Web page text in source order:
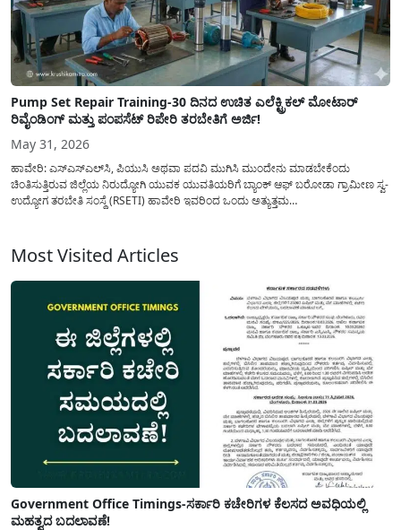
Pump Set Repair Training-30 ದಿನದ ಉಚಿತ ಎಲೆಕ್ಟ್ರಿಕಲ್ ಮೋಟಾರ್
ರಿವೈಂಡಿಂಗ್ ಮತ್ತು ಪಂಪಸೆಟ್ ರಿಪೇರಿ ತರಬೇತಿಗೆ ಅರ್ಜಿ!
May 31, 2026
ಹಾವೇರಿ: ಎಸ್‌ಎಸ್‌ಎಲ್‌ಸಿ, ಪಿಯುಸಿ ಅಥವಾ ಪದವಿ ಮುಗಿಸಿ ಮುಂದೇನು ಮಾಡಬೇಕೆಂದು
ಚಿಂತಿಸುತ್ತಿರುವ ಜಿಲ್ಲೆಯ ನಿರುದ್ಯೋಗಿ ಯುವಕ ಯುವತಿಯರಿಗೆ ಬ್ಯಾಂಕ್ ಆಫ್ ಬರೋಡಾ ಗ್ರಾಮೀಣ ಸ್ವ-
ಉದ್ಯೋಗ ತರಬೇತಿ ಸಂಸ್ಥೆ (RSETI) ಹಾವೇರಿ ಇವರಿಂದ ಒಂದು ಅತ್ಯುತ್ತಮ
Most Visited Articles
Government Office Timings-ಸರ್ಕಾರಿ ಕಚೇರಿಗಳ ಕೆಲಸದ ಅವಧಿಯಲ್ಲಿ
ಮಹತ್ವದ ಬದಲಾವಣೆ!